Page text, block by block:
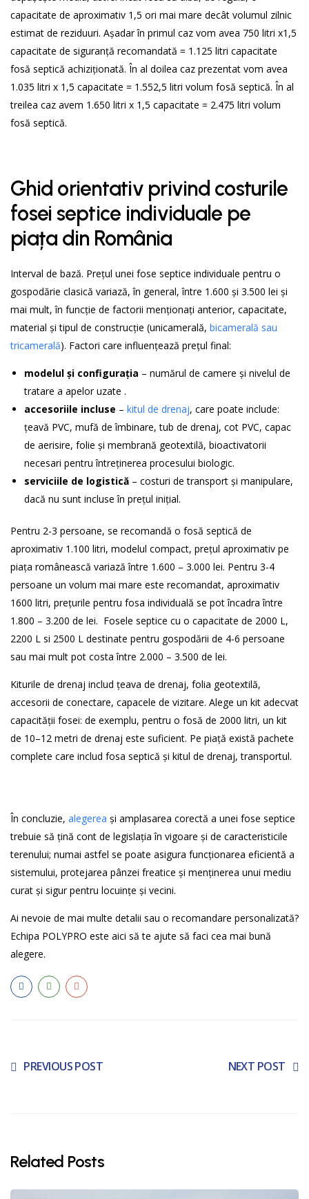
capacitate de aproximativ 1,5 ori mai mare decât volumul zilnic
estimat de reziduuri. Așadar în primul caz vom avea 750 litri x1,5
capacitate de siguranță recomandată = 1.125 litri capacitate
fosă septică achiziționată. În al doilea caz prezentat vom avea
1.035 litri x 1,5 capacitate = 1.552,5 litri volum fosă septică. În al
treilea caz avem 1.650 litri x 1,5 capacitate = 2.475 litri volum
fosă septică.
Ghid orientativ privind costurile
fosei septice individuale pe
piața din România
Interval de bază. Prețul unei fose septice individuale pentru o
gospodărie clasică variază, în general, între 1.600 și 3.500 lei și
mai mult, în funcție de factorii menționați anterior, capacitate,
material și tipul de construcție (unicamerală, bicamerală sau
tricamerală). Factori care influențează prețul final:
modelul și configurația – numărul de camere și nivelul de
tratare a apelor uzate .
accesoriile incluse – kitul de drenaj, care poate include:
țeavă PVC, mufă de îmbinare, tub de drenaj, cot PVC, capac
de aerisire, folie și membrană geotextilă, bioactivatorii
necesari pentru întreținerea procesului biologic.
serviciile de logistică – costuri de transport și manipulare,
dacă nu sunt incluse în prețul inițial.
Pentru 2-3 persoane, se recomandă o fosă septică de
aproximativ 1.100 litri, modelul compact, prețul aproximativ pe
piața românească variază între 1.600 – 3.000 lei. Pentru 3-4
persoane un volum mai mare este recomandat, aproximativ
1600 litri, prețurile pentru fosa individuală se pot încadra între
1.800 – 3.200 de lei. Fosele septice cu o capacitate de 2000 L,
2200 L si 2500 L destinate pentru gospodării de 4-6 persoane
sau mai mult pot costa între 2.000 – 3.500 de lei.
Kiturile de drenaj includ țeava de drenaj, folia geotextilă,
accesorii de conectare, capacele de vizitare. Alege un kit adecvat
capacității fosei: de exemplu, pentru o fosă de 2000 litri, un kit
de 10–12 metri de drenaj este suficient. Pe piață există pachete
complete care includ fosa septică și kitul de drenaj, transportul.
În concluzie, alegerea și amplasarea corectă a unei fose septice
trebuie să țină cont de legislația în vigoare și de caracteristicile
terenului; numai astfel se poate asigura funcționarea eficientă a
sistemului, protejarea pânzei freatice și menținerea unui mediu
curat și sigur pentru locuințe și vecini.
Ai nevoie de mai multe detalii sau o recomandare personalizată?
Echipa POLYPRO este aici să te ajute să faci cea mai bună
alegere.
PREVIOUS POST NEXT POST
Related Posts